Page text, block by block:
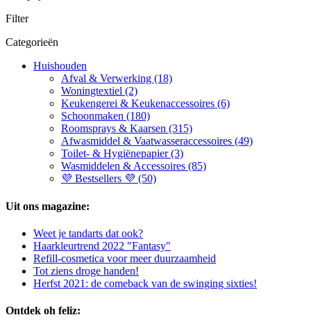
Filter
Categorieën
Huishouden
Afval & Verwerking (18)
Woningtextiel (2)
Keukengerei & Keukenaccessoires (6)
Schoonmaken (180)
Roomsprays & Kaarsen (315)
Afwasmiddel & Vaatwasseraccessoires (49)
Toilet- & Hygiënepapier (3)
Wasmiddelen & Accessoires (85)
💜 Bestsellers 💜 (50)
Uit ons magazine:
Weet je tandarts dat ook?
Haarkleurtrend 2022 "Fantasy"
Refill-cosmetica voor meer duurzaamheid
Tot ziens droge handen!
Herfst 2021: de comeback van de swinging sixties!
Ontdek oh feliz: